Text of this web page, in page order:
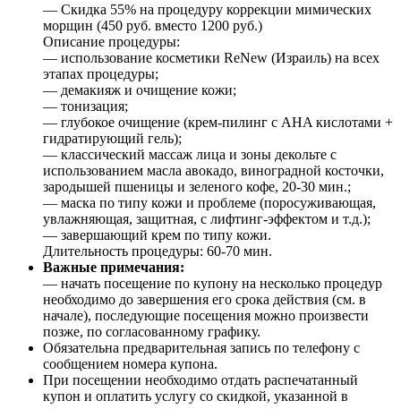
— Скидка 55% на процедуру коррекции мимических
морщин (450 руб. вместо 1200 руб.)
Описание процедуры:
— использование косметики ReNew (Израиль) на всех
этапах процедуры;
— демакияж и очищение кожи;
— тонизация;
— глубокое очищение (крем-пилинг с AHA кислотами +
гидратирующий гель);
— классический массаж лица и зоны декольте с
использованием масла авокадо, виноградной косточки,
зародышей пшеницы и зеленого кофе, 20-30 мин.;
— маска по типу кожи и проблеме (поросуживающая,
увлажняющая, защитная, с лифтинг-эффектом и т.д.);
— завершающий крем по типу кожи.
Длительность процедуры: 60-70 мин.
Важные примечания:
— начать посещение по купону на несколько процедур
необходимо до завершения его срока действия (см. в
начале), последующие посещения можно произвести
позже, по согласованному графику.
Обязательна предварительная запись по телефону с
сообщением номера купона.
При посещении необходимо отдать распечатанный
купон и оплатить услугу со скидкой, указанной в